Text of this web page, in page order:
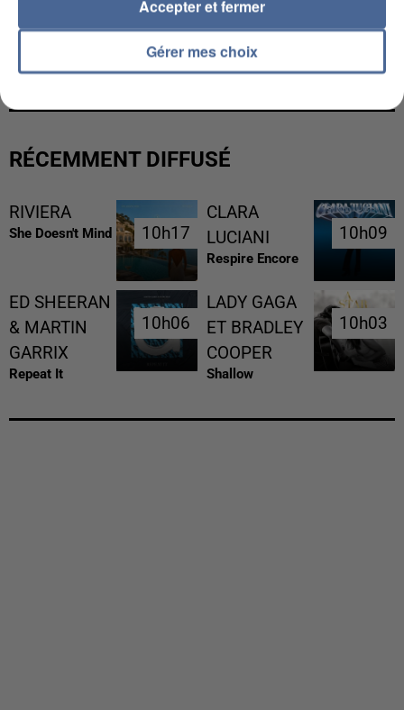
L’UN DES FONDATEURS SUPPOSÉS DE LA DZ
MAFIA INTERPELLÉ EN ALGÉRIE
RÉCEMMENT DIFFUSÉ
RIVIERA
She Doesn't Mind 10h17
10h17
CLARA
LUCIANI
Respire Encore
10h09
10h09
ED SHEERAN
& MARTIN
GARRIX
Repeat It
10h06
10h06
LADY GAGA
ET BRADLEY
COOPER
Shallow
10h03
10h03
Gérer mes choix
Accepter et fermer